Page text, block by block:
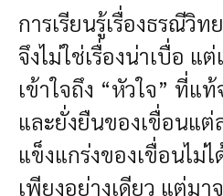
การเรียนรู้เรื่องธรณีวิท
จึงไม่ใช่เรื่องน่าเบื่อ แ
เข้าใจถึง “หัวใจ” ที่แ
และยั่งยืนของเขื่อนแต่
แข็งแกร่งของเขื่อนไม่
เพียงอย่างเดียว แต่มา